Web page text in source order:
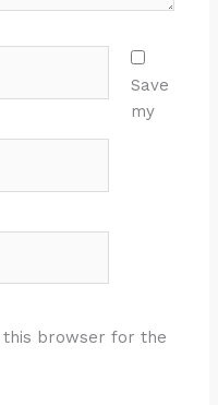
Save
my
this browser for the